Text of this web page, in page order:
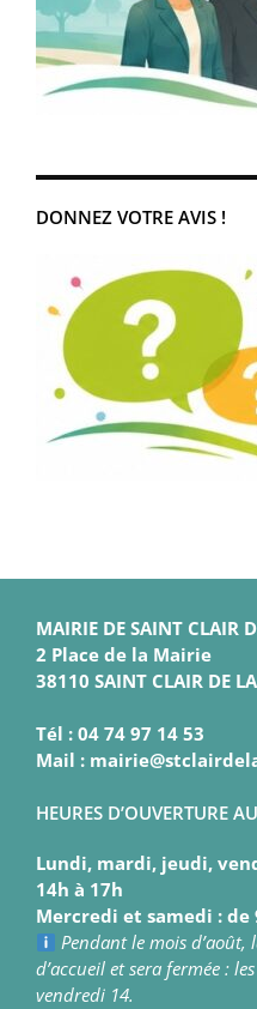
DONNEZ VOTRE AVIS !
MAIRIE DE SAINT CLAIR
2 Place de la Mairie
38110 SAINT CLAIR DE
Tél : 04 74 97 14 53
Mail :
HEURES D’OUVERTURE
Lundi, mardi, jeudi,
14h à 17h
Mercredi et samedi : de
Pendant le mois d’août,
d’accueil et sera fermée :
vendredi 14.